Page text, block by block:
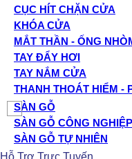
CỤC HÍT CHẶN CỬA
KHÓA CỬA
MẮT THẦN - ỐNG
TAY ĐẨY HƠI
TAY NẮM CỬA
THANH THOÁT HIỂM -
SÀN GỖ
SÀN GỖ CÔNG NGHIỆP
SÀN GỖ TỰ NHIÊN
Hỗ Trợ Trực Tuyến